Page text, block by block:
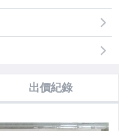
出價紀錄